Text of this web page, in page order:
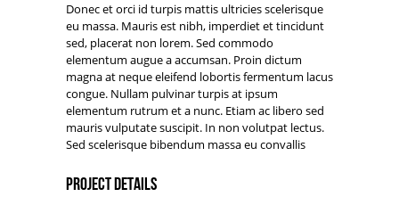
Donec et orci id turpis mattis ultricies scelerisque
eu massa. Mauris est nibh, imperdiet et tincidunt
sed, placerat non lorem. Sed commodo
elementum augue a accumsan. Proin dictum
magna at neque eleifend lobortis fermentum lacus
congue. Nullam pulvinar turpis at ipsum
elementum rutrum et a nunc. Etiam ac libero sed
mauris vulputate suscipit. In non volutpat lectus.
Sed scelerisque bibendum massa eu convallis
Project Details